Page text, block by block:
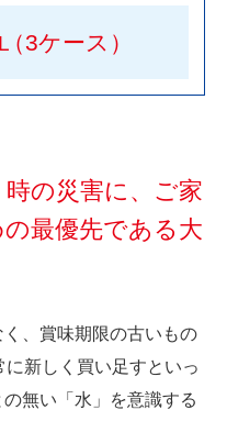
（3ケース）
の災害に、 ご家
最優先である大
、賞味期限の古いもの
に新しく買い足すといっ
無い「水」を意識する